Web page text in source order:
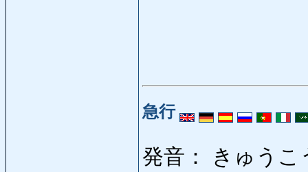
急行
発音： きゅうこ